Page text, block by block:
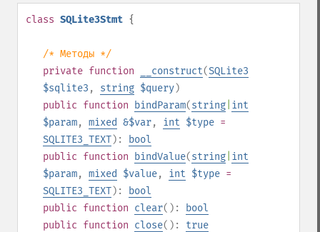
class SQLite3Stmt {
/* Методы */
private function __construct(SQLite3
$sqlite3 , string $query)
public function bindParam(string int
$param, mixed &$var, int $type =
SQLITE3_TEXT):
bool
public function bindValue(string int
$param, mixed $value, int $type =
SQLITE3_TEXT):
bool
public function clear():
bool
public function close(): true